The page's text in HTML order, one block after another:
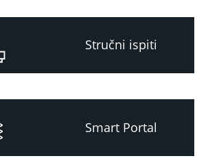
Stručni ispiti
Smart Portal